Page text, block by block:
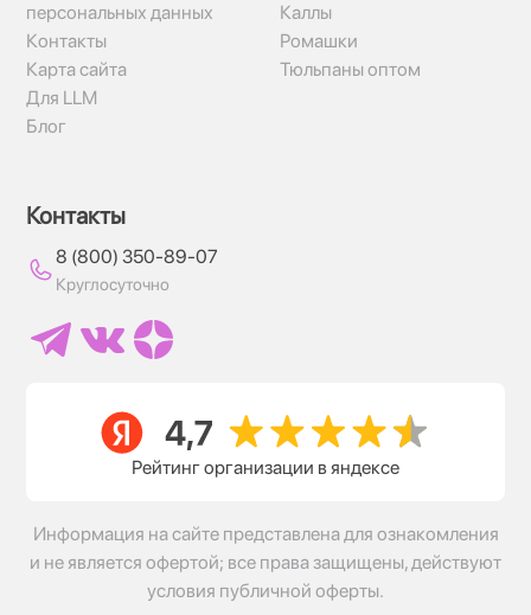
персональных данных
Контакты
Карта сайта
Для LLM
Блог
Каллы
Ромашки
Тюльпаны оптом
Контакты
8 (800) 350-89-07
Круглосуточно
Рейтинг организации в яндексе
Информация на сайте представлена для ознакомления
и не является офертой; все права защищены, действуют
условия публичной оферты.